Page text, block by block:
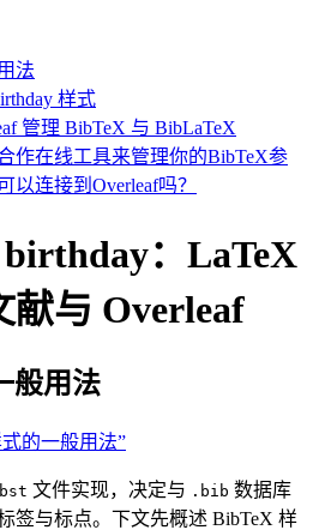
法
样式
管理 BibTeX 与 BibLaTeX
作在线工具来管理你的BibTeX参
以连接到Overleaf吗？
：LaTeX
献与 Overleaf
般用法
式的一般用法”
文件实现，决定与 .bib 数据库
签与标点。下文先概述 BibTeX 样